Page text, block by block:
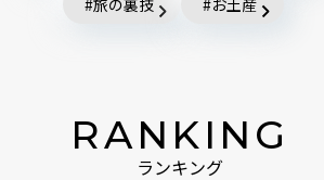
旅の裏技
お土産
RANKING
ランキング